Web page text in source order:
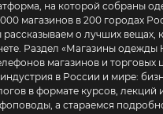
на которой собраны
магазинов в 200 городах
рассказываем о лучших вещах,
Раздел «Магазины одежды
и торговых центров. BE IN
в России и мире:
в формате курсов, лекций
а стараемся